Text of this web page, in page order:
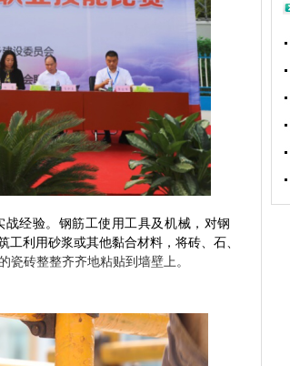
战经验。 钢筋工使用工具及机械，对钢
工利用砂浆或其他黏合材料，将砖、石、
瓷砖整整齐齐地粘贴到墙壁上 。